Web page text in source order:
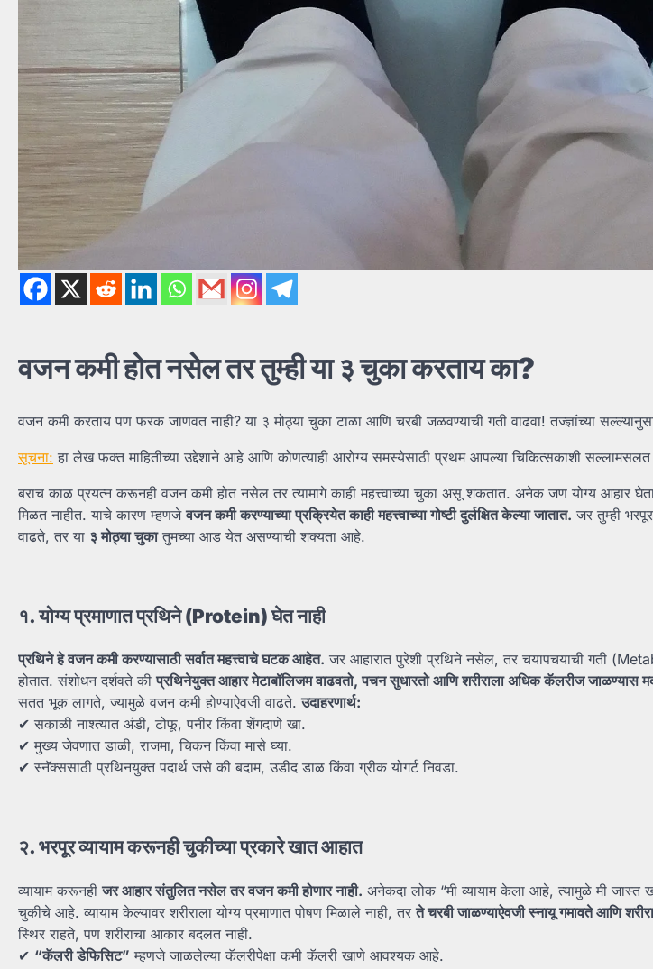
वजनकमीहोतनसेलतरतुम्हीया३चुकाकरतायका?
वजन कमी करताय पण फरक जाणवत नाही? या ३ मोठ्या चुका टाळा आणि चरबी जळवण्याची गती वाढवा! तज्ज्ञांच्या
सूचना: हा लेख फक्त माहितीच्या उद्देशाने आहे आणि कोणत्याही आरोग्य समस्येसाठी प्रथम आपल्या चिकित्सकाशी
बराच काळ प्रयत्न करूनही वजन कमी होत नसेल तर त्यामागे काही महत्त्वाच्या चुका असू शकतात. अनेक जण योग्य आहार
मिळत नाहीत. याचे कारण म्हणजेवजनकमीकरण्याच्याप्रक्रियेतकाहीमहत्त्वाच्यागोष्टीदुर्लक्षितकेल्याजातात. जर तुम्ही
वाढते, तर या ३मोठ्याचुकातुमच्या आड येत असण्याची शक्यता आहे.
१.योग्यप्रमाणातप्रथिने (Protein)घेतनाही
प्रथिनेहेवजनकमीकरण्यासाठीसर्वातमहत्त्वाचेघटकआहेत. जर आहारात पुरेशी प्रथिने नसेल, तर चयापचयाची गती
होतात. संशोधन दर्शवते कीप्रथिनेयुक्तआहारमेटाबॉलिजमवाढवतो,पचनसुधारतोआणिशरीरालाअधिककॅलरीजजाळण्यास
सतत भूक लागते, ज्यामुळे वजन कमी होण्याऐवजी वाढते.उदाहरणार्थ:
✔ सकाळी नाश्त्यात अंडी, टोफू, पनीर किंवा शेंगदाणे खा.
✔ मुख्य जेवणात डाळी, राजमा, चिकन किंवा मासे घ्या.
✔ स्नॅक्ससाठी प्रथिनयुक्त पदार्थ जसे की बदाम, उडीद डाळ किंवा ग्रीक योगर्ट निवडा.
२. भरपूरव्यायामकरूनहीचुकीच्याप्रकारेखातआहात
व्यायाम करूनहीजरआहारसंतुलितनसेलतरवजनकमीहोणारनाही. अनेकदा लोक “मी व्यायाम केला आहे, त्यामुळे मी
चुकीचे आहे. व्यायाम केल्यावर शरीराला योग्य प्रमाणात पोषण मिळाले नाही, तरतेचरबीजाळण्याऐवजीस्नायूगमावतेआणि
स्थिर राहते, पण शरीराचा आकार बदलत नाही.
✔ “कॅलरीडेफिसिट” म्हणजे जाळलेल्या कॅलरीपेक्षा कमी कॅलरी खाणे आवश्यक आहे.